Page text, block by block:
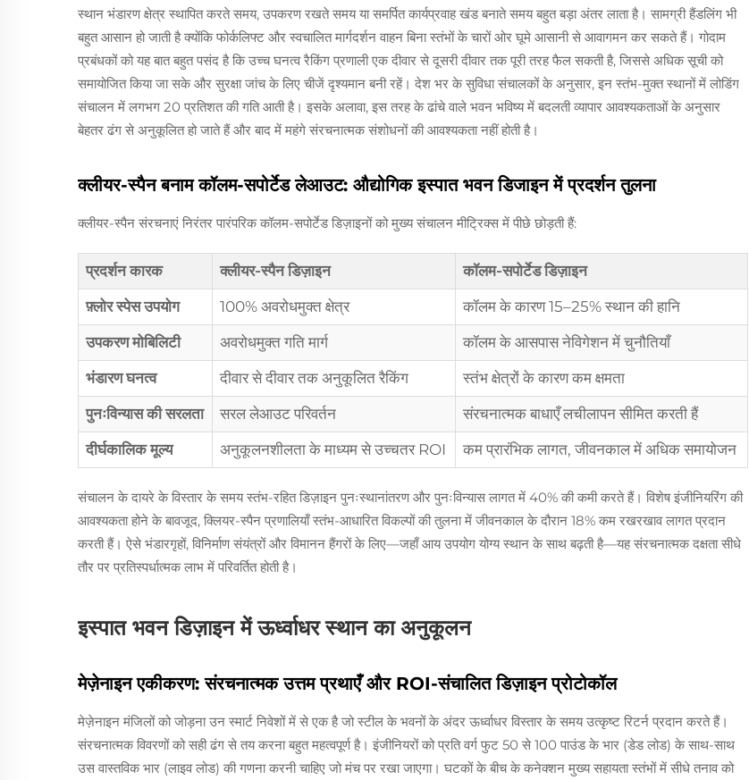
स्थान भंडारण क्षेत्र स्थापित करते समय, उपकरण रखते समय या समर्पित कार्यप्रवाह खंड बनाते समय बहुत बड़ा अंतर लाता है। सामग्री हैंडलिंग भी
बहुत आसान हो जाती है क्योंकि फोर्कलिफ्ट और स्वचालित मार्गदर्शन वाहन बिना स्तंभों के चारों ओर घूमे आसानी से आवागमन कर सकते हैं। गोदाम
प्रबंधकों को यह बात बहुत पसंद है कि उच्च घनत्व रैकिंग प्रणाली एक दीवार से दूसरी दीवार तक पूरी तरह फैल सकती है, जिससे अधिक सूची को
समायोजित किया जा सके और सुरक्षा जांच के लिए चीजें दृश्यमान बनी रहें। देश भर के सुविधा संचालकों के अनुसार, इन स्तंभ-मुक्त स्थानों में लोडिंग
संचालन में लगभग 20 प्रतिशत की गति आती है। इसके अलावा, इस तरह के ढांचे वाले भवन भविष्य में बदलती व्यापार आवश्यकताओं के अनुसार
बेहतर ढंग से अनुकूलित हो जाते हैं और बाद में महंगे संरचनात्मक संशोधनों की आवश्यकता नहीं होती है।
क्लीयर-स्पैन बनाम कॉलम-सपोर्टेड लेआउट: औद्योगिक इस्पात भवन डिजाइन में प्रदर्शन तुलना
क्लीयर-स्पैन संरचनाएं निरंतर पारंपरिक कॉलम-सपोर्टेड डिज़ाइनों को मुख्य संचालन मीट्रिक्स में पीछे छोड़ती हैं:
प्रदर्शन कारक क्लीयर-स्पैन डिज़ाइन
कॉलम-सपोर्टेड डिज़ाइन
फ़्लोर स्पेस उपयोग
100% अवरोधमुक्त क्षेत्र
कॉलम के कारण 15–25% स्थान की हानि
उपकरण मोबिलिटी
अवरोधमुक्त गति मार्ग
कॉलम के आसपास नेविगेशन में चुनौतियाँ
भंडारण घनत्व
दीवार से दीवार तक अनुकूलित रैकिंग
स्तंभ क्षेत्रों के कारण कम क्षमता
पुनःविन्यास की सरलता
सरल लेआउट परिवर्तन
संरचनात्मक बाधाएँ लचीलापन सीमित करती हैं
दीर्घकालिक मूल्य
अनुकूलनशीलता के माध्यम से उच्चतर ROI कम प्रारंभिक लागत, जीवनकाल में अधिक समायोजन
संचालन के दायरे के विस्तार के समय स्तंभ-रहित डिज़ाइन पुनःस्थानांतरण और पुनःविन्यास लागत में 40% की कमी करते हैं। विशेष इंजीनियरिंग की
आवश्यकता होने के बावजूद, क्लियर-स्पैन प्रणालियाँ स्तंभ-आधारित विकल्पों की तुलना में जीवनकाल के दौरान 18% कम रखरखाव लागत प्रदान
करती हैं। ऐसे भंडारगृहों, विनिर्माण संयंत्रों और विमानन हैंगरों के लिए—जहाँ आय उपयोग योग्य स्थान के साथ बढ़ती है—यह संरचनात्मक दक्षता सीधे
तौर पर प्रतिस्पर्धात्मक लाभ में परिवर्तित होती है।
इस्पात भवन डिज़ाइन में ऊर्ध्वाधर स्थान का अनुकूलन
मेज़ेनाइन एकीकरण: संरचनात्मक उत्तम प्रथाएँ और ROI-संचालित डिज़ाइन प्रोटोकॉल
मेज़ेनाइन मंजिलों को जोड़ना उन स्मार्ट निवेशों में से एक है जो स्टील के भवनों के अंदर ऊर्ध्वाधर विस्तार के समय उत्कृष्ट रिटर्न प्रदान करते हैं।
संरचनात्मक विवरणों को सही ढंग से तय करना बहुत महत्वपूर्ण है। इंजीनियरों को प्रति वर्ग फुट 50 से 100 पाउंड के भार (डेड लोड) के साथ-साथ
उस वास्तविक भार (लाइव लोड) की गणना करनी चाहिए जो मंच पर रखा जाएगा। घटकों के बीच के कनेक्शन मुख्य सहायता स्तंभों में सीधे तनाव को